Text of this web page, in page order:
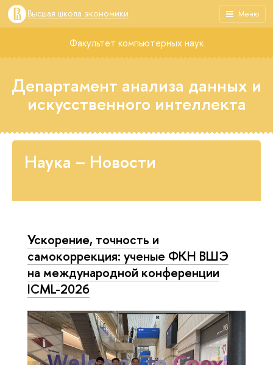
Меню
Высшая школа экономики
Факультет компьютерных наук
Департамент анализа данных и
искусственного интеллекта
Наука – Новости
Ускорение, точность и
самокоррекция: ученые ФКН ВШЭ
на международной конференции
ICML-2026